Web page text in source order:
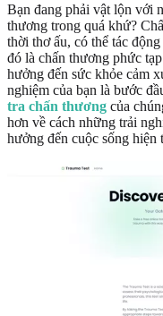
Bạn đang phải vật lộn với
thương trong quá khứ?
thời thơ ấu, có thể tác
đó là chấn thương phức
hưởng đến sức khỏe cảm
nghiệm của bạn là bước
tra chấn thương của
hơn về cách những trải
hưởng đến cuộc sống hiện